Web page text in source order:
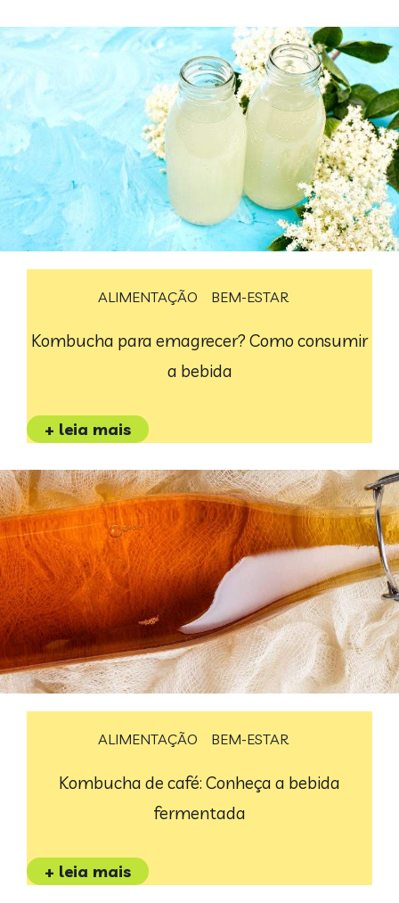
ALIMENTAÇÃO BEM-ESTAR
Kombucha para emagrecer? Como consumir
a bebida
+ leia mais
ALIMENTAÇÃO BEM-ESTAR
Kombucha de café: Conheça a bebida
fermentada
+ leia mais